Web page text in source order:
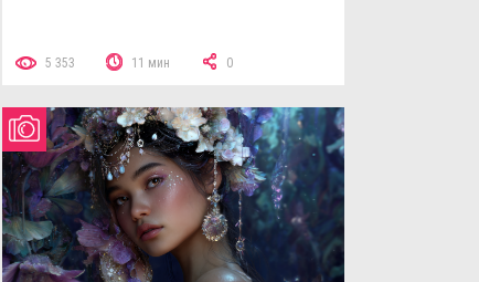
5 353 11 мин 0